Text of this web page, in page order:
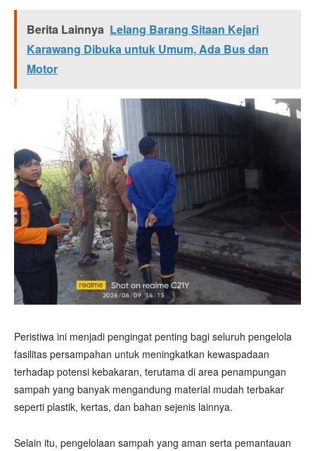
Berita Lainnya Lelang Barang Sitaan Kejari
Karawang Dibuka untuk Umum, Ada Bus dan
Motor
Peristiwa ini menjadi pengingat penting bagi seluruh pengelola
fasilitas persampahan untuk meningkatkan kewaspadaan
terhadap potensi kebakaran, terutama di area penampungan
sampah yang banyak mengandung material mudah terbakar
seperti plastik, kertas, dan bahan sejenis lainnya.
Selain itu, pengelolaan sampah yang aman serta pemantauan